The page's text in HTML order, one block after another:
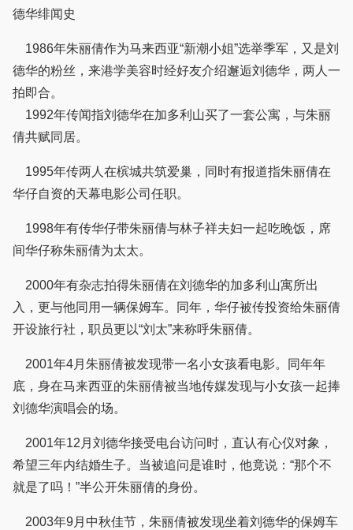
德华绯闻史
1986年朱丽倩作为马来西亚“新潮小姐”选举季军，又是刘
德华的粉丝，来港学美容时经好友介绍邂逅刘德华，两人一
拍即合。
1992年传闻指刘德华在加多利山买了一套公寓，与朱丽
倩共赋同居。
1995年传两人在槟城共筑爱巢，同时有报道指朱丽倩在
华仔自资的天幕电影公司任职。
1998年有传华仔带朱丽倩与林子祥夫妇一起吃晚饭，席
间华仔称朱丽倩为太太。
2000年有杂志拍得朱丽倩在刘德华的加多利山寓所出
入，更与他同用一辆保姆车。同年，华仔被传投资给朱丽倩
开设旅行社，职员更以“刘太”来称呼朱丽倩。
2001年4月朱丽倩被发现带一名小女孩看电影。同年年
底，身在马来西亚的朱丽倩被当地传媒发现与小女孩一起捧
刘德华演唱会的场。
2001年12月刘德华接受电台访问时，直认有心仪对象，
希望三年内结婚生子。当被追问是谁时，他竟说：“那个不
就是了吗！”半公开朱丽倩的身份。
2003年9月中秋佳节，朱丽倩被发现坐着刘德华的保姆车